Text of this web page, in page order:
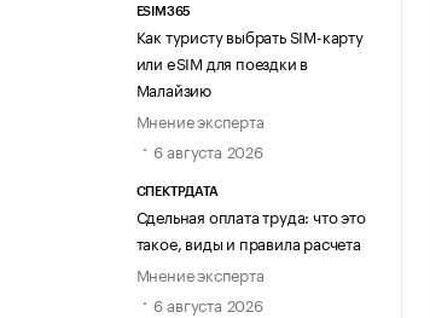
ESIM365
Как туристу выбрать SIM-карту
или eSIM для поездки в
Малайзию
Мнение эксперта
6 августа 2026
СПЕКТРДАТА
Сдельная оплата труда: что это
такое, виды и правила расчета
Мнение эксперта
6 августа 2026